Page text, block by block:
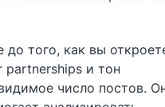
того, как вы
partnerships и тон
число постов.